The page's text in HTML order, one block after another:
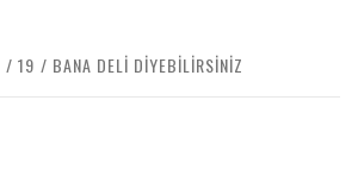
19 BANA DELİ DİYEBİLİRSİNİZ